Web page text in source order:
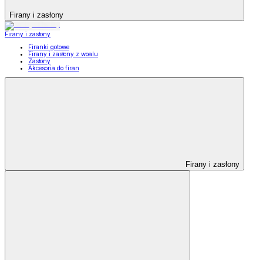
Firany i zasłony
Firany i zasłony
Firanki gotowe
Firany i zasłony z woalu
Zasłony
Akcesoria do firan
Firany i zasłony